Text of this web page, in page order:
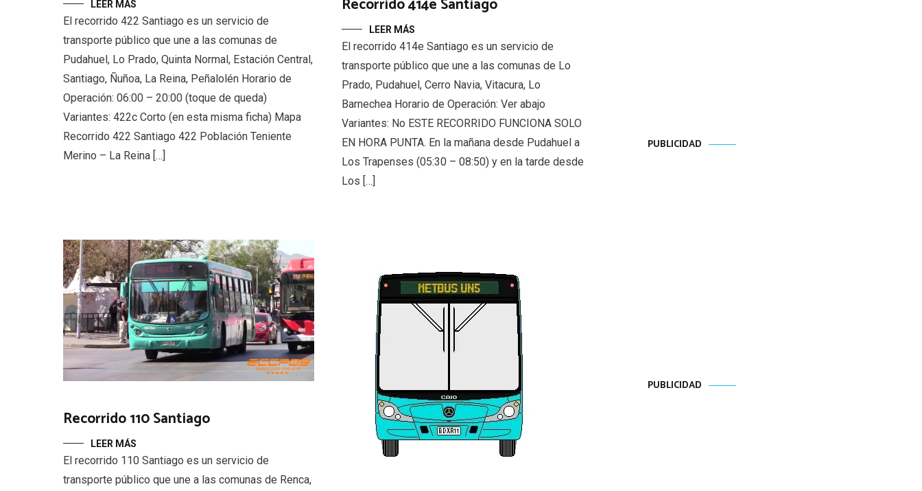
LEER MÁS
El recorrido 422 Santiago es un servicio de
transporte público que une a las comunas de
Pudahuel, Lo Prado, Quinta Normal, Estación Central,
Santiago, Ñuñoa, La Reina, Peñalolén Horario de
Operación: 06:00 – 20:00 (toque de queda)
Variantes: 422c Corto (en esta misma ficha) Mapa
Recorrido 422 Santiago 422 Población Teniente
Merino – La Reina […]
Recorrido 414e Santiago
LEER MÁS
El recorrido 414e Santiago es un servicio de
transporte público que une a las comunas de Lo
Prado, Pudahuel, Cerro Navia, Vitacura, Lo
Barnechea Horario de Operación: Ver abajo
Variantes: No ESTE RECORRIDO FUNCIONA SOLO
EN HORA PUNTA. En la mañana desde Pudahuel a
Los Trapenses (05:30 – 08:50) y en la tarde desde
Los […]
Recorrido 110 Santiago
LEER MÁS
El recorrido 110 Santiago es un servicio de
transporte público que une a las comunas de Renca,
PUBLICIDAD
PUBLICIDAD